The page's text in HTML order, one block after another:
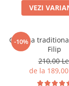
VEZI
-10%
Camasa
Filip
210,00
de la